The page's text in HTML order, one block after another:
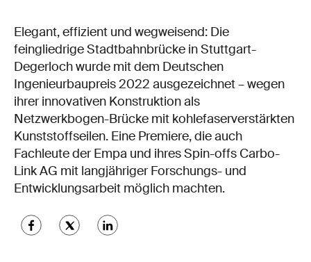
Elegant, effizient und wegweisend: Die
feingliedrige Stadtbahnbrücke in Stuttgart-
Degerloch wurde mit dem Deutschen
Ingenieurbaupreis 2022 ausgezeichnet – wegen
ihrer innovativen Konstruktion als
Netzwerkbogen-Brücke mit kohlefaserverstärkten
Kunststoffseilen. Eine Premiere, die auch
Fachleute der Empa und ihres Spin-offs Carbo-
Link AG mit langjähriger Forschungs- und
Entwicklungsarbeit möglich machten.